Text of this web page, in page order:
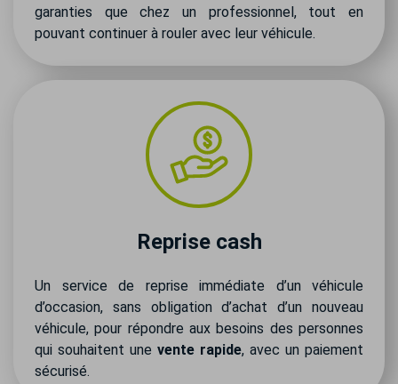
garanties que chez un professionnel, tout en
pouvant continuer à rouler avec leur véhicule.
Reprise cash
Un service de reprise immédiate d’un véhicule
d’occasion, sans obligation d’achat d’un nouveau
véhicule, pour répondre aux besoins des personnes
qui souhaitent une vente rapide, avec un paiement
sécurisé.